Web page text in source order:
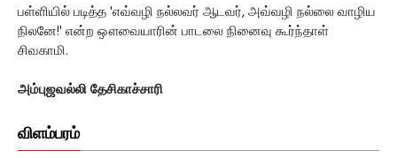
பள்ளியில் படித்த 'எவ்வழி நல்லவர் ஆடவர், அவ்வழி நல்லை வாழிய
நிலனே!' என்ற ஔவையாரின் பாடலை நினைவு கூர்ந்தாள்
சிவகாமி.
அம்புஜவல்லி தேசிகாச்சாரி
விளம்பரம்